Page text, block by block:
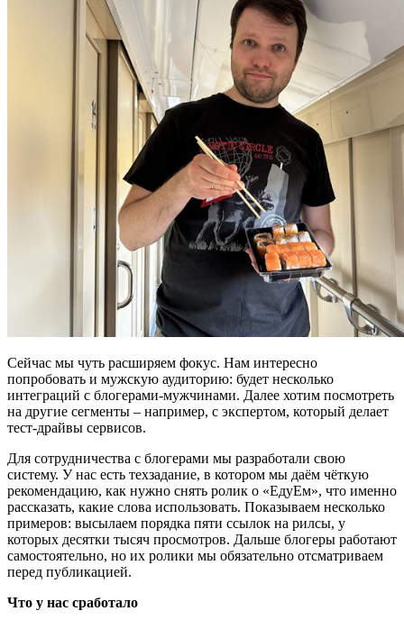
Сейчас мы чуть расширяем фокус. Нам интересно
попробовать и мужскую аудиторию: будет несколько
интеграций с блогерами-мужчинами. Далее хотим посмотреть
на другие сегменты – например, с экспертом, который делает
тест-драйвы сервисов.
Для сотрудничества с блогерами мы разработали свою
систему. У нас есть техзадание, в котором мы даём чёткую
рекомендацию, как нужно снять ролик о «ЕдуЕм», что именно
рассказать, какие слова использовать. Показываем несколько
примеров: высылаем порядка пяти ссылок на рилсы, у
которых десятки тысяч просмотров. Дальше блогеры работают
самостоятельно, но их ролики мы обязательно отсматриваем
перед публикацией.
Что у нас сработало